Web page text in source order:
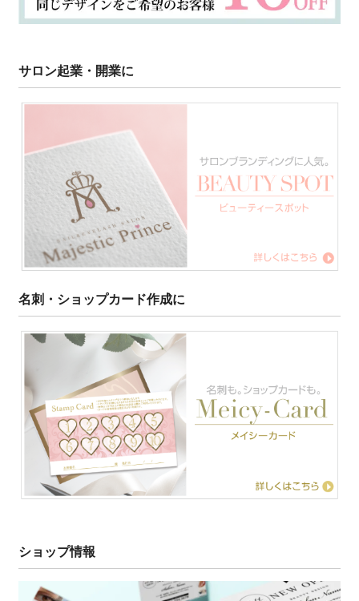
サロン起業・開業に
名刺・ショップカード作成に
ショップ情報